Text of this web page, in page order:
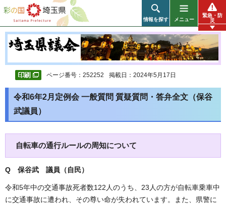
彩の国 埼玉県
情報を探す メニュー
緊急・防
災
ページ番号：252252 掲載日：2024年5月17日
令和6年2月定例会 一般質問 質疑質問・答弁全文（保谷
武議員）
自転車の通行ルールの周知について
Q 保谷武 議員（自民）
令和5年中の交通事故死者数122人のうち、23人の方が自転車乗車中
に交通事故に遭われ、その尊い命が失われています。また、県警に